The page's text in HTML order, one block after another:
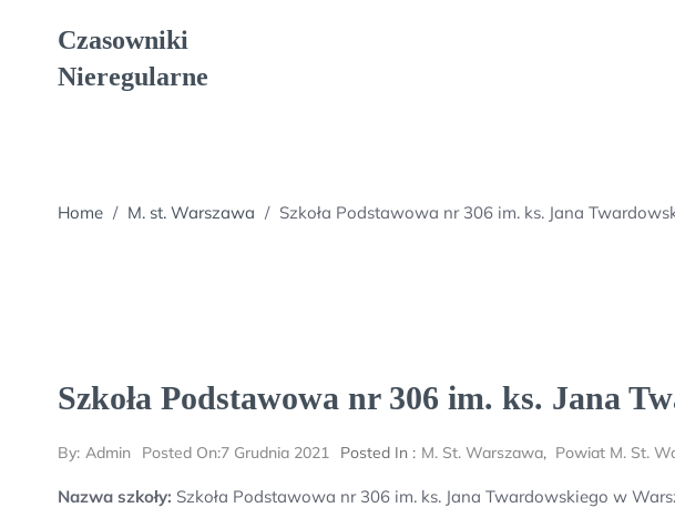
Czasowniki
Nieregularne
Home / M. st. Warszawa / Szkoła Podstawowa nr 306 im. ks. Jana
Szkoła Podstawowa nr 306 im. ks. Jana
By: Admin Posted On:7 Grudnia 2021 Posted In : M. St. Warszawa, Powiat M. St.
Nazwa szkoły: Szkoła Podstawowa nr 306 im. ks. Jana Twardowskiego w